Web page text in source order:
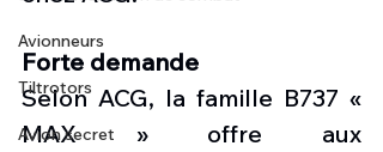
Avionneurs
Tiltrotors
Avion secret
Forte demande
Selon ACG, la famille B737 «
MAX » offre aux